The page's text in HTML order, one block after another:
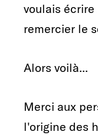
voulais
remercier le
Alors voilà...
Merci aux
l'origine des